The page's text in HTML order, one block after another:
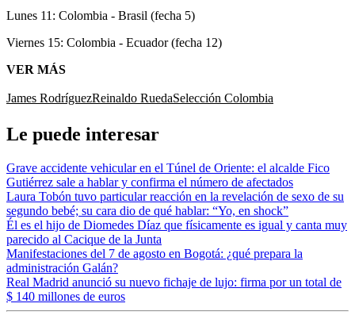
Lunes 11: Colombia - Brasil (fecha 5)
Viernes 15: Colombia - Ecuador (fecha 12)
VER MÁS
James RodríguezReinaldo RuedaSelección Colombia
Le puede interesar
Grave accidente vehicular en el Túnel de Oriente: el alcalde Fico
Gutiérrez sale a hablar y confirma el número de afectados
Laura Tobón tuvo particular reacción en la revelación de sexo de su
segundo bebé; su cara dio de qué hablar: “Yo, en shock”
Él es el hijo de Diomedes Díaz que físicamente es igual y canta muy
parecido al Cacique de la Junta
Manifestaciones del 7 de agosto en Bogotá: ¿qué prepara la
administración Galán?
Real Madrid anunció su nuevo fichaje de lujo: firma por un total de
$ 140 millones de euros